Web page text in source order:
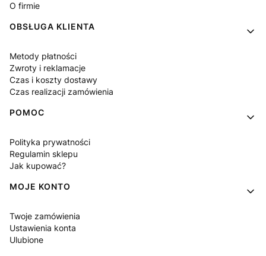
O firmie
OBSŁUGA KLIENTA
Metody płatności
Zwroty i reklamacje
Czas i koszty dostawy
Czas realizacji zamówienia
POMOC
Polityka prywatności
Regulamin sklepu
Jak kupować?
MOJE KONTO
Twoje zamówienia
Ustawienia konta
Ulubione